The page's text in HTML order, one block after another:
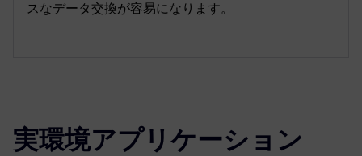
スなデータ交換が容易になります。
実環境アプリケーション